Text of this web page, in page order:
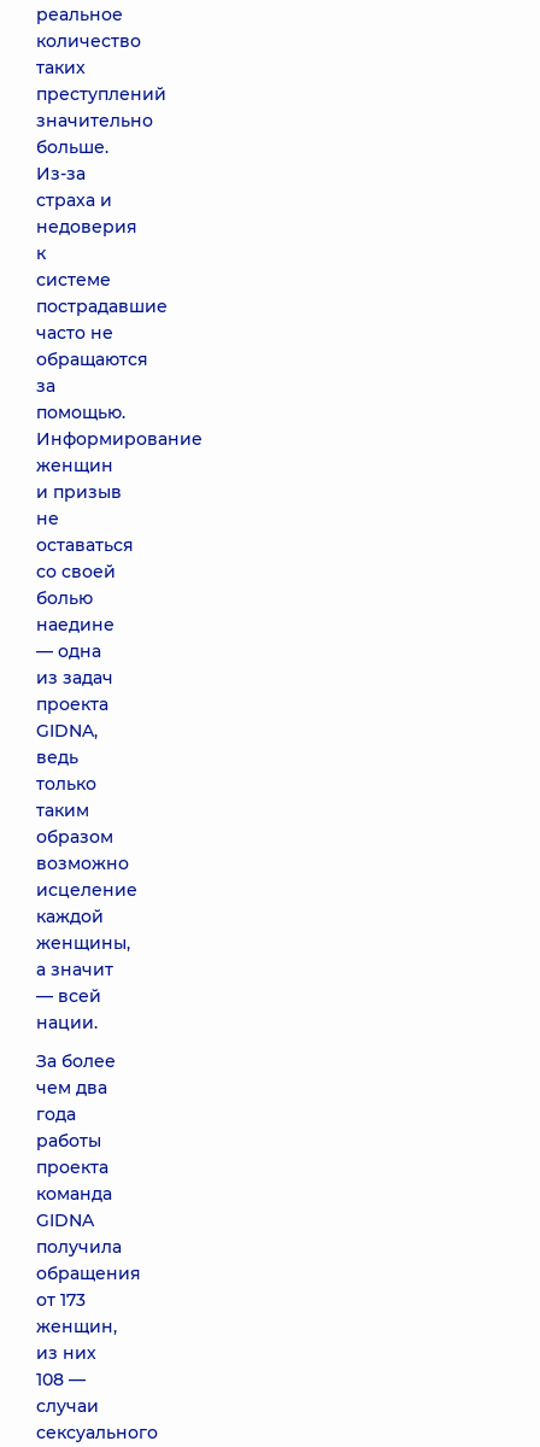
реальное
количество
таких
преступлений
значительно
больше.
Из-за
страха и
недоверия
к
системе
пострадавшие
часто не
обращаются
за
помощью.
Информирование
женщин
и призыв
не
оставаться
со своей
болью
наедине
— одна
из задач
проекта
GIDNA,
ведь
только
таким
образом
возможно
исцеление
каждой
женщины,
а значит
— всей
нации.
За более
чем два
года
работы
проекта
команда
GIDNA
получила
обращения
от 173
женщин,
из них
108 —
случаи
сексуального